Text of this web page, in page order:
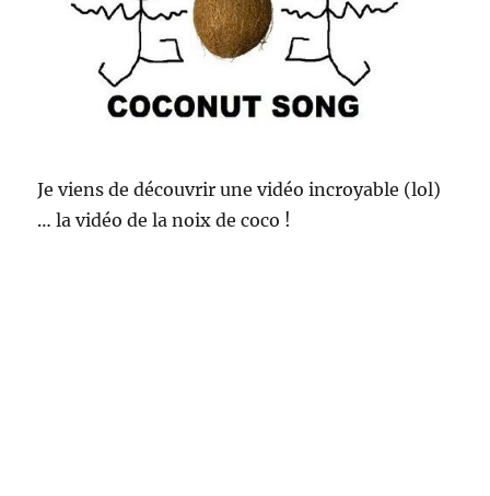
Je viens de découvrir une vidéo incroyable (lol)
… la vidéo de la noix de coco !